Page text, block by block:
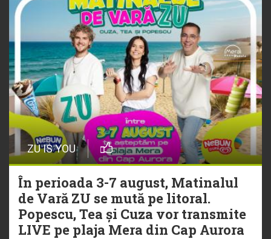
ZU IS YOU
În perioada 3-7 august, Matinalul
de Vară ZU se mută pe litoral.
Popescu, Tea și Cuza vor transmite
LIVE pe plaja Mera din Cap Aurora